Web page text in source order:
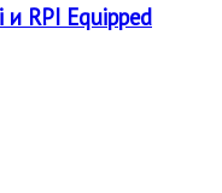
RPI Equipped